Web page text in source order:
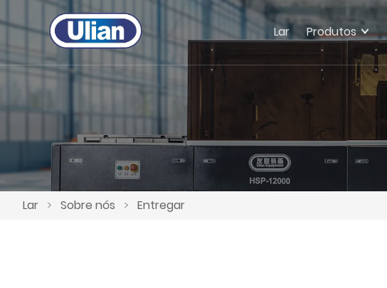
Lar Produtos
Lar > Sobre nós > Entregar